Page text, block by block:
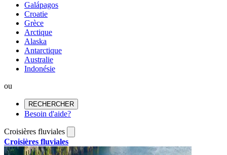
Galápagos
Croatie
Grèce
Arctique
Alaska
Antarctique
Australie
Indonésie
ou
RECHERCHER
Besoin d'aide?
Croisières fluviales
Croisières fluviales